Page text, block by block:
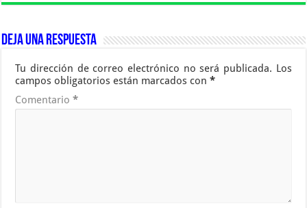
Deja una respuesta
Tu dirección de correo electrónico no será publicada. Los
campos obligatorios están marcados con*
Comentario*